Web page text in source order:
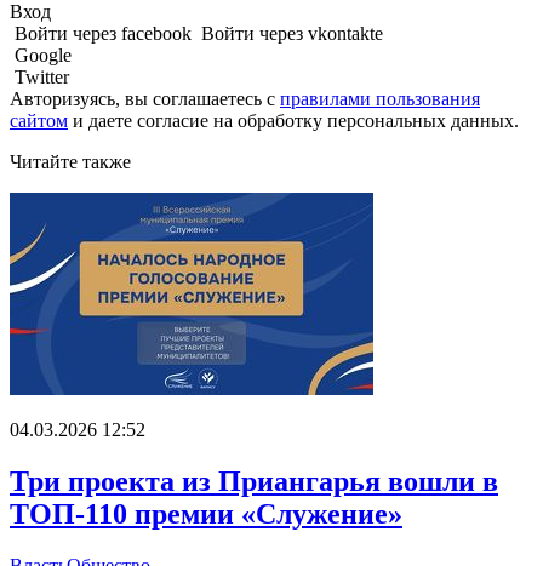
Вход
Войти через facebook Войти через vkontakte
Google
Twitter
Авторизуясь, вы соглашаетесь с правилами пользования
сайтом и даете согласие на обработку персональных данных.
Читайте также
04.03.2026 12:52
Три проекта из Приангарья вошли в
ТОП-110 премии «Служение»